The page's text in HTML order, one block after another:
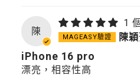
陳
1
陳
iPhone 16 pro
漂亮，相容性高